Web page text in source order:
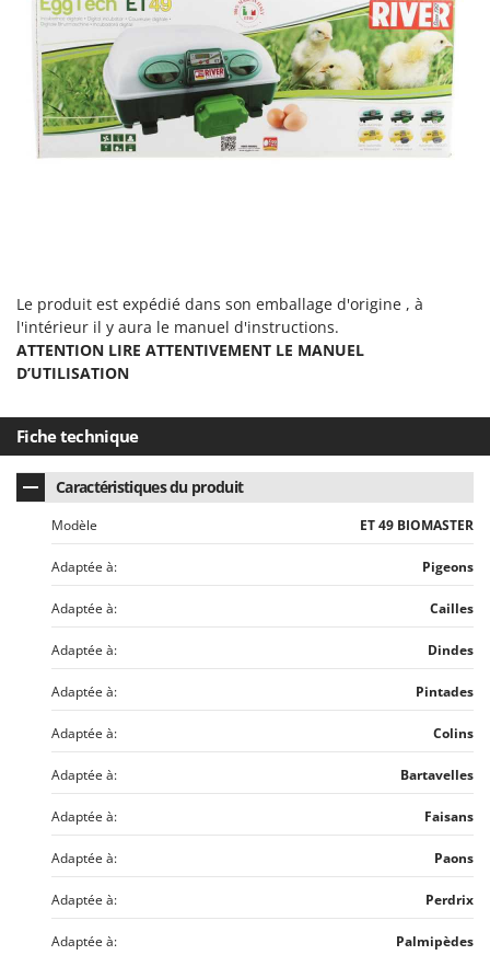
Tondeuses débroussailleuses thermiques
Trancheuses
Trancheuses de sol
Transpalettes
Treuils de débardage
Landxcape
LAR Casalinghi
Lavor
Linea VZ
Lisam
Macte Ovens
Makita
MAMMAMIA
Marcato
Marina Systems
Master
Mastercook
Masterpro
McCulloch
MCH
Michelin
Mille
Minox
Mockmill
More than chef
MOSA
MOVA
Mowox
MTD
Le produit est expédié dans son emballage d'origine , à
l'intérieur il y aura le manuel d'instructions.
ATTENTION LIRE ATTENTIVEMENT LE MANUEL
D’UTILISATION
Fiche technique
Caractéristiques du produit
Modèle ET 49 BIOMASTER
Adaptée à: Pigeons
Adaptée à: Cailles
Adaptée à: Dindes
Adaptée à: Pintades
Adaptée à: Colins
Adaptée à: Bartavelles
Adaptée à: Faisans
Adaptée à: Paons
Adaptée à: Perdrix
Adaptée à: Palmipèdes